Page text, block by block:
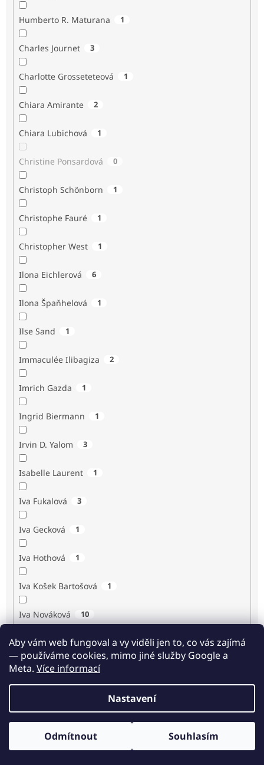
Aby vám web fungoval a vy viděli jen to, co vás zajímá
— používáme cookies, mimo jiné služby Google a
Meta. Více informací
Nastavení
Odmítnout Souhlasím
Humberto R. Maturana 1
Charles Journet 3
Charlotte Grosseteteová 1
Chiara Amirante 2
Chiara Lubichová 1
Christine Ponsardová 0
Christoph Schönborn 1
Christophe Fauré 1
Christopher West 1
Ilona Eichlerová 6
Ilona Špaňhelová 1
Ilse Sand 1
Immaculée Ilibagiza 2
Imrich Gazda 1
Ingrid Biermann 1
Irvin D. Yalom 3
Isabelle Laurent 1
Iva Fukalová 3
Iva Gecková 1
Iva Hothová 1
Iva Košek Bartošová 1
Iva Nováková 10
Iva Procházková 1
Ivan Renč 1
Odběr novinek